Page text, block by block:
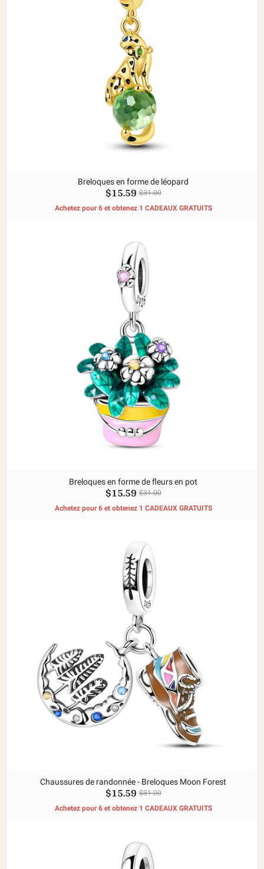
Breloques en forme de léopard
$15.59 $31.00
Achetez pour 6 et obtenez 1 CADEAUX GRATUITS
Breloques en forme de fleurs en pot
$15.59 $31.00
Achetez pour 6 et obtenez 1 CADEAUX GRATUITS
Chaussures de randonnée - Breloques Moon Forest
$15.59 $31.00
Achetez pour 6 et obtenez 1 CADEAUX GRATUITS